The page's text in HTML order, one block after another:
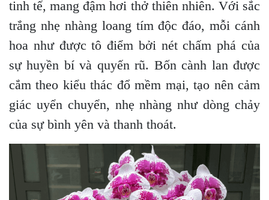
tinh tế, mang đậm hơi thở thiên nhiên. Với sắc
trắng nhẹ nhàng loang tím độc đáo, mỗi cánh
hoa như được tô điểm bởi nét chấm phá của
sự huyền bí và quyến rũ. Bốn cành lan được
cắm theo kiểu thác đổ mềm mại, tạo nên cảm
giác uyển chuyển, nhẹ nhàng như dòng chảy
của sự bình yên và thanh thoát.